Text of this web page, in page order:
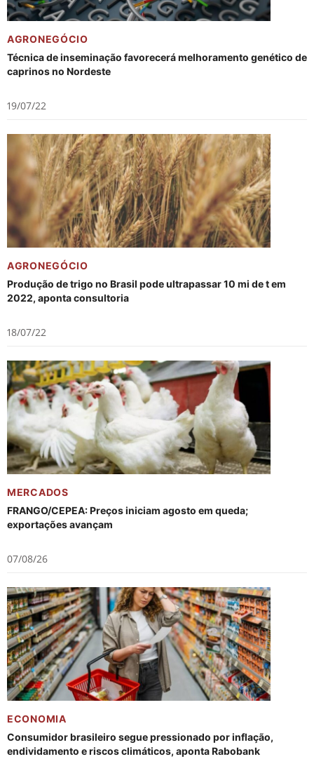
AGRONEGÓCIO
Técnica de inseminação favorecerá melhoramento genético de
caprinos no Nordeste
19/07/22
AGRONEGÓCIO
Produção de trigo no Brasil pode ultrapassar 10 mi de t em
2022, aponta consultoria
18/07/22
MERCADOS
FRANGO/CEPEA: Preços iniciam agosto em queda;
exportações avançam
07/08/26
ECONOMIA
Consumidor brasileiro segue pressionado por inflação,
endividamento e riscos climáticos, aponta Rabobank